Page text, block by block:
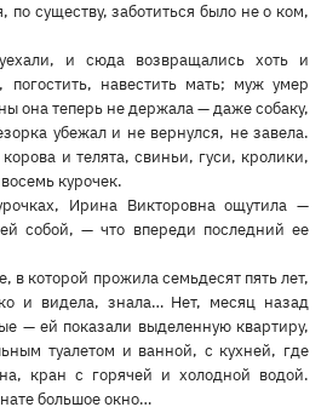
по существу, заботиться было не о ком,
и сюда возвращались хоть и
погостить, навестить мать; муж умер
она теперь не держала — даже собаку,
убежал и не вернулся, не завела.
и телята, свиньи, гуси, кролики,
курочек.
Ирина Викторовна ощутила —
собой, — что впереди последний ее
в которой прожила семьдесят пять лет,
и видела, знала… Нет, месяц назад
— ей показали выделенную квартиру,
туалетом и ванной, с кухней, где
кран с горячей и холодной водой.
большое окно…